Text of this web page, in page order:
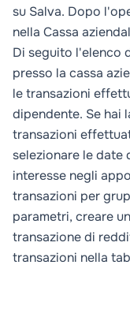
su Salva. Dopo
nella Cassa
Di seguito l'elenco
presso la cassa
le transazioni
dipendente. Se hai
transazioni
selezionare le date
interesse negli
transazioni per
parametri, creare
transazione di
transazioni nella